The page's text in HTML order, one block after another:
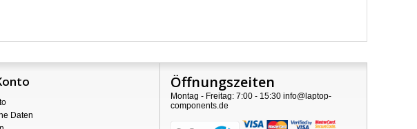
Daten
Öffnungszeiten
Montag - Freitag: 7:00 - 15:30 info@laptop-
components.de